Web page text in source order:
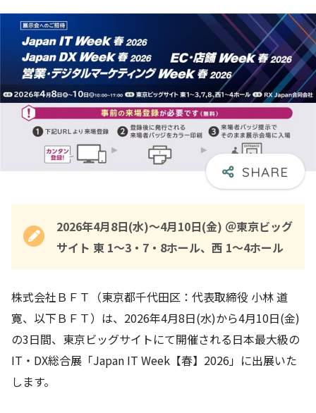
2026年4月8日(水)～4月10日(金) ＠東京ビッグ
サイト 東 1～3・7・8ホール、西 1～4ホール
株式会社ＢＦＴ（東京都千代田区：代表取締役 小林 道
寛、以下ＢＦＴ）は、2026年4月8日(水)から4月10日(金)
の3日間、東京ビッグサイトにて開催される日本最大級の
IT・DX総合展「Japan IT Week【春】2026」に出展いた
します。